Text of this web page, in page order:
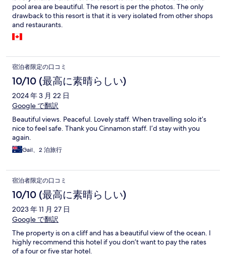
pool area are beautiful. The resort is per the photos. The only
drawback to this resort is that it is very isolated from other shops
and restaurants.
宿泊者限定の口コミ
10/10 (最高に素晴らしい)
2024 年 3 月 22 日
Google で翻訳
Beautiful views. Peaceful. Lovely staff. When travelling solo it’s
nice to feel safe. Thank you Cinnamon staff. I’d stay with you
again.
Gail、2 泊旅行
宿泊者限定の口コミ
10/10 (最高に素晴らしい)
2023 年 11 月 27 日
Google で翻訳
The property is on a cliff and has a beautiful view of the ocean. I
highly recommend this hotel if you don’t want to pay the rates
of a four or five star hotel.